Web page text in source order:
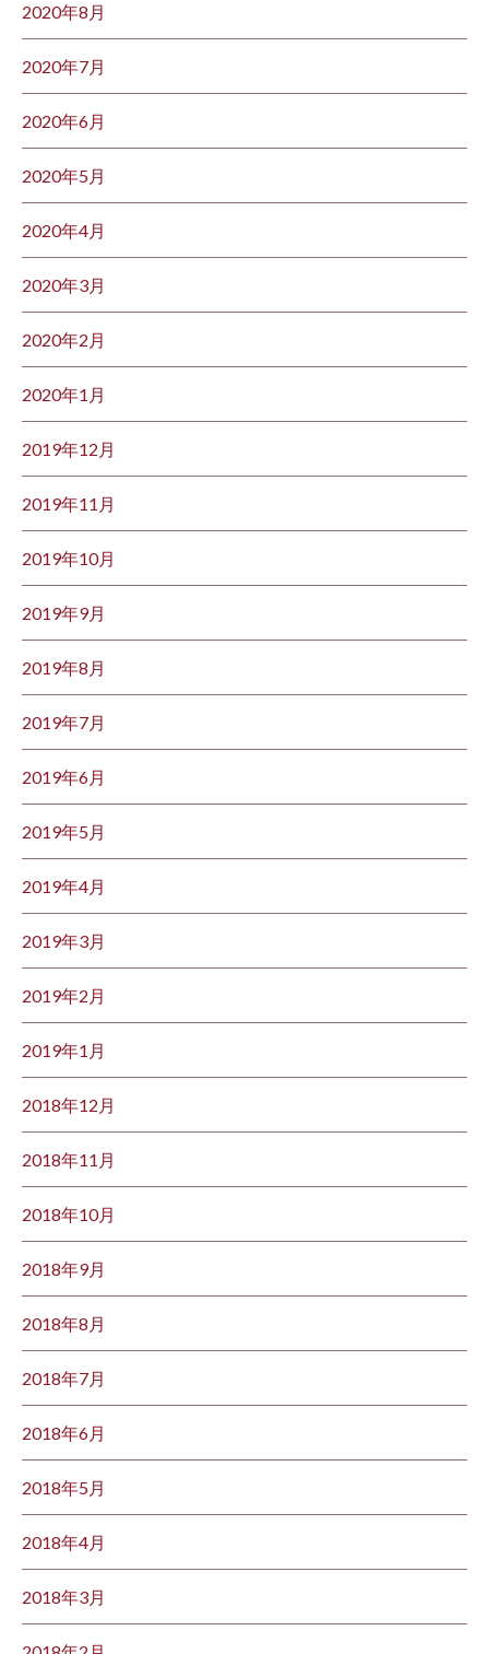
2020年8月
2020年7月
2020年6月
2020年5月
2020年4月
2020年3月
2020年2月
2020年1月
2019年12月
2019年11月
2019年10月
2019年9月
2019年8月
2019年7月
2019年6月
2019年5月
2019年4月
2019年3月
2019年2月
2019年1月
2018年12月
2018年11月
2018年10月
2018年9月
2018年8月
2018年7月
2018年6月
2018年5月
2018年4月
2018年3月